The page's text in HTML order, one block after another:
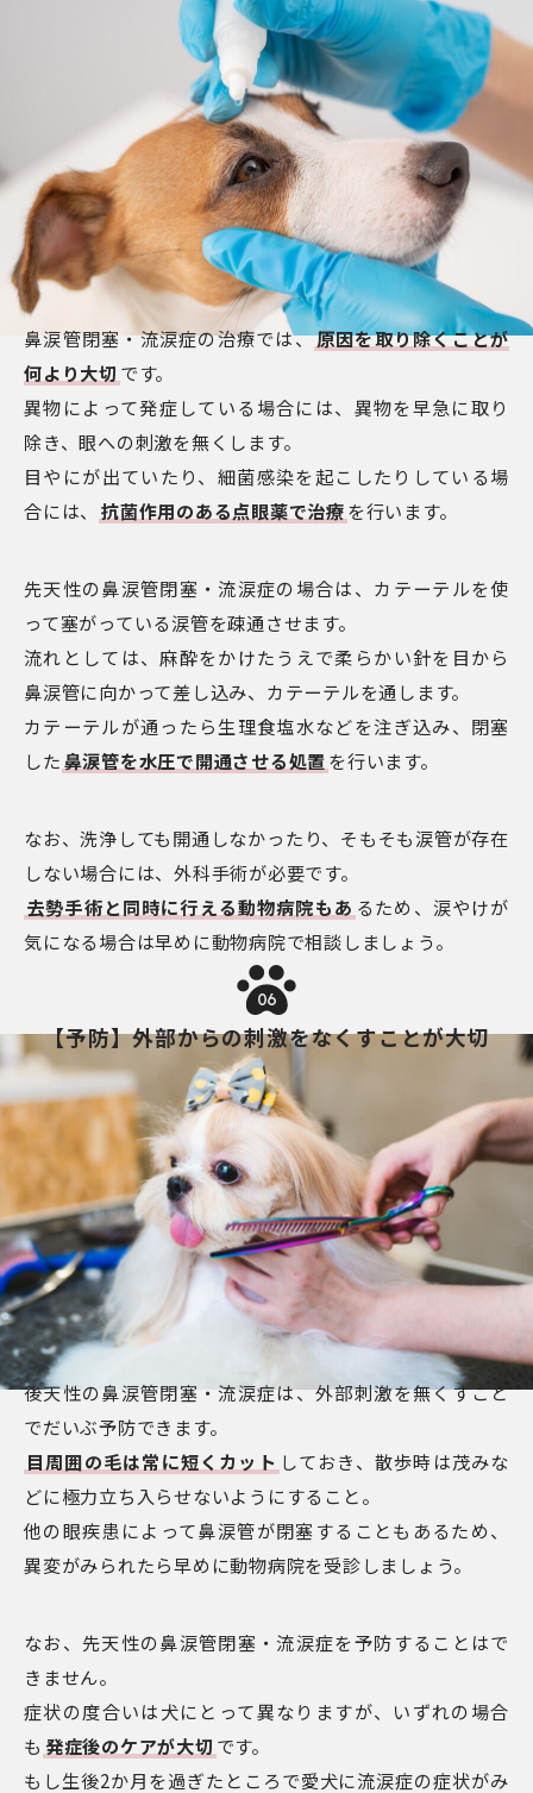
鼻涙管閉塞・流涙症の治療では、原因を取り除くことが
何より大切 です。
異物によって発症している場合には、異物を早急に取り
除き、眼への刺激を無くします。
目やにが出ていたり、細菌感染を起こしたりしている場
合には、 抗菌作用のある点眼薬で治療を行います。
先天性の鼻涙管閉塞・流涙症の場合は、カテーテルを使
って塞がっている涙管を疎通させます。
流れとしては、麻酔をかけたうえで柔らかい針を目から
鼻涙管に向かって差し込み、カテーテルを通します。
カテーテルが通ったら生理食塩水などを注ぎ込み、閉塞
した鼻涙管を水圧で開通させる処置を行います。
なお、洗浄しても開通しなかったり、そもそも涙管が存在
しない場合には、外科手術が必要です。
去勢手術と同時に行える動物病院もあ るため、涙やけが
気になる場合は早めに動物病院で相談しましょう。
06
【予防】外部からの刺激をなくすことが大切
後天性の鼻涙管閉塞・流涙症は、外部刺激を無くすこと
でだいぶ予防できます。
目周囲の毛は常に短くカット しておき、散歩時は茂みな
どに極力立ち入らせないようにすること。
他の眼疾患によって鼻涙管が閉塞することもあるため、
異変がみられたら早めに動物病院を受診しましょう。
なお、先天性の鼻涙管閉塞・流涙症を予防することはで
きません。
症状の度合いは犬にとって異なりますが、いずれの場合
も 発症後のケアが大切 です。
もし生後2か月を過ぎたところで愛犬に流涙症の症状がみ